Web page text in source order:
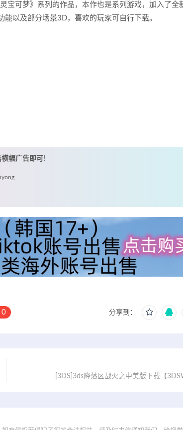
宝可梦》系列的作品，本作也是系列游戏，加入了全
以及部分场景3D，喜欢的玩家可自行下载。
幅广告即可!
0 分享到：
[3DS]3ds降落区战火之中美版下载【